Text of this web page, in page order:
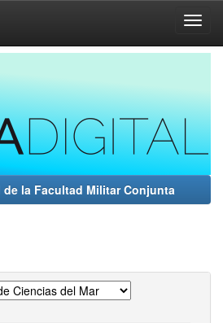
la Facultad Militar Conjunta